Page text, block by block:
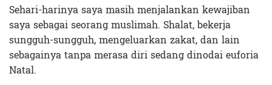
Sehari-harinya saya masih menjalankan kewajiban
saya sebagai seorang muslimah. Shalat, bekerja
sungguh-sungguh, mengeluarkan zakat, dan lain
sebagainya tanpa merasa diri sedang dinodai euforia
Natal.